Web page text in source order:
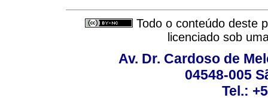
Todo o conteúdo deste
licenciado sob
Av. Dr. Cardoso de
04548-005
Tel.: